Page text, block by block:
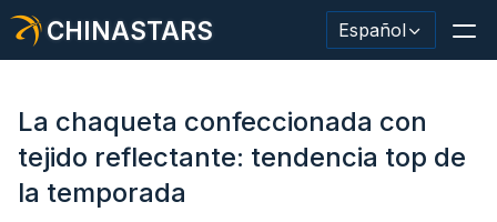
CHINASTARS Español
Material/cinta reflectante
La chaqueta confeccionada con
tejido reflectante: tendencia top de
la temporada